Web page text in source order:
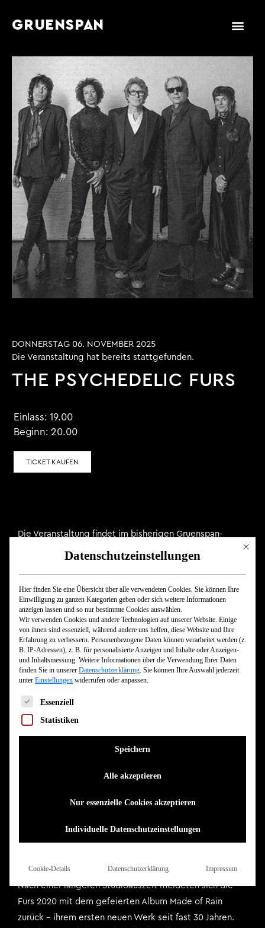
GRUENSPAN
DONNERSTAG 06. NOVEMBER 2025
Die Veranstaltung hat bereits stattgefunden.
THE PSYCHEDELIC FURS
Einlass:19.00
Beginn: 20.00
TICKET KAUFEN
Die Veranstaltung findet im bisherigen Gruenspan-
Gebäude (Großen Freiheit 58) statt.
————
Nach über vier Jahrzehnten im Spannungsfeld von Post-
Punk, Art-Rock und New Wave gelten The Psychedelic
Furs heute als eine der stilprägenden britischen Bands
ihrer Generation. Im November 2025 kommt die
legendäre Formation um Sänger Richard Butler und
Bassist Tim Butler mit ihrer unverwechselbaren
Mischung aus rauer Energie und romantischer
Melancholie für zwei Konzerte nach Deutschland – in
Hamburg (Gruenspan) und Berlin (Columbia Theater).
Psychedelic Furs mit Songs wie Love My Way, Pretty In
Größe der internationalen Indie- und Alternative-Szene.
Ihr Einfluss reicht von College-Radio über Kino-
Soundtracks bis hin zu den stilistischen Grundlagen des
Nach einer längeren Studioauszeit meldeten sich die
Furs 2020 mit dem gefeierten Album Made of Rain
zurück – ihrem ersten neuen Werk seit fast 30 Jahren.
Mit
Datenschutzeinstellungen
Hier finden Sie eine Übersicht über alle verwendeten Cookies. Sie können Ihre
Einwilligung zu ganzen Kategorien geben oder sich weitere Informationen
anzeigen lassen und so nur bestimmte Cookies auswählen.
Wir verwenden Cookies und andere Technologien auf unserer Website. Einige
von ihnen sind essenziell, während andere uns helfen, diese Website und Ihre
Erfahrung zu verbessern. Personenbezogene Daten können verarbeitet werden (z.
B. IP-Adressen), z. B. für personalisierte Anzeigen und Inhalte oder Anzeigen-
und Inhaltsmessung. Weitere Informationen über die Verwendung Ihrer Daten
finden Sie in unserer Datenschutzerklärung. Sie können Ihre Auswahl jederzeit
unter Einstellungen widerrufen oder anpassen.
Es folgt eine Liste der Service-Gruppen, für die eine
Essenziell
Statistiken
Speichern
Alle akzeptieren
Nur essenzielle Cookies akzeptieren
Individuelle Datenschutzeinstellungen
Cookie-Details Datenschutzerklärung Impressum